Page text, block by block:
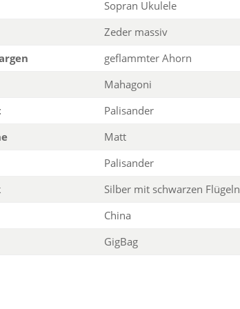
Sopran Ukulele
Zeder massiv
geflammter Ahorn
Mahagoni
Palisander
Matt
Palisander
Silber mit schwarzen Flügeln
China
GigBag